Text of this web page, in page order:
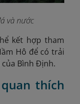
và nước
kết hợp tham
Hô để có trải
Bình Định.
thích